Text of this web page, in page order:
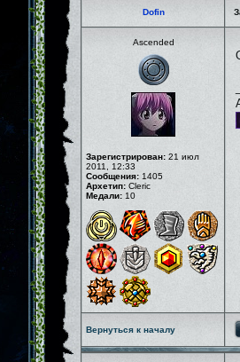
Dofin
Ascended
Зарегистрирован: 21 июл
2011, 12:33
Сообщения: 1405
Архетип: Cleric
Медали: 10
Вернуться к началу